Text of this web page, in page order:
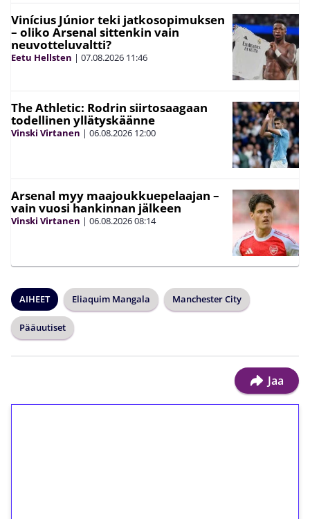
Vinícius Júnior teki jatkosopimuksen
– oliko Arsenal sittenkin vain
neuvotteluvaltti?
Eetu Hellsten | 07.08.2026 11:46
The Athletic: Rodrin siirtosaagaan
todellinen yllätyskäänne
Vinski Virtanen | 06.08.2026 12:00
Arsenal myy maajoukkuepelaajan –
vain vuosi hankinnan jälkeen
Vinski Virtanen | 06.08.202608:14
AIHEET Eliaquim Mangala Manchester City
Pääuutiset
Jaa